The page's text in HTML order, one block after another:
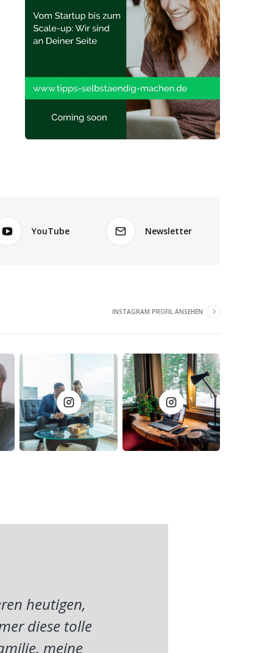
YouTube Newsletter
INSTAGRAM PROFIL ANSEHEN
heutigen,
diese tolle
meine